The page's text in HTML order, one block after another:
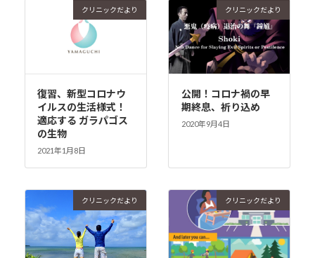
クリニックだより
復習、新型コロナウ
イルスの生活様式！
適応する ガラパゴス
の生物
2021年1月8日
クリニックだより
公開！コロナ禍の早
期終息、祈り込め
2020年9月4日
クリニックだより クリニックだより